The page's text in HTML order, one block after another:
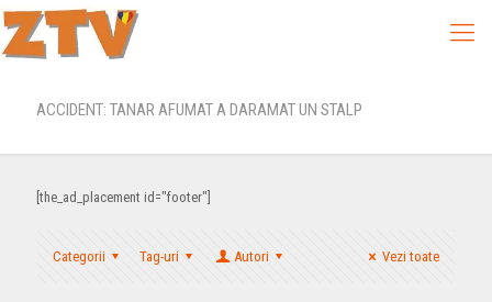
ACCIDENT: TANAR AFUMAT A DARAMAT UN STALP
[the_ad_placement id="footer"]
Categorii Tag-uri Autori Vezi toate